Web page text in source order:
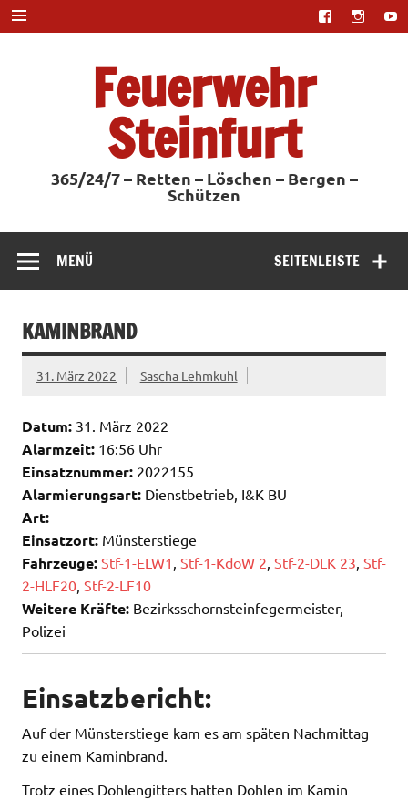
Zum
Inhalt
springen
Feuerwehr
Steinfurt
365/24/7 – Retten – Löschen – Bergen –
Schützen
SEITENLEISTE
MENÜ
KAMINBRAND
31. März 2022 Sascha Lehmkuhl
Datum: 31. März 2022
Alarmzeit: 16:56 Uhr
Einsatznummer: 2022155
Alarmierungsart: Dienstbetrieb, I&K BU
Art:
Einsatzort: Münsterstiege
Fahrzeuge: Stf-1-ELW1 Stf-1-KdoW 2 Stf-2-DLK 23 Stf-
2-HLF20 Stf-2-LF10
Weitere Kräfte: Bezirksschornsteinfegermeister,
Polizei
Einsatzbericht:
Auf der Münsterstiege kam es am späten Nachmittag
zu einem Kaminbrand.
Trotz eines Dohlengitters hatten Dohlen im Kamin